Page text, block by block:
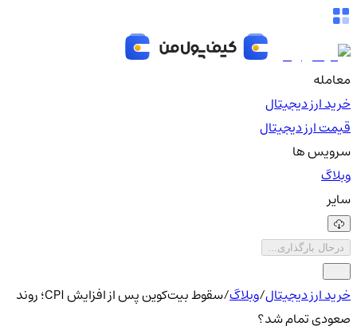
معامله
خرید ارز دیجیتال
قیمت ارز دیجیتال
سرویس ها
وبلاگ
سایر
درحال بارگذاری...
خرید ارز دیجیتال/وبلاگ/
سقوط بیت‌کوین پس از افزایش CPI؛ روند
صعودی تمام شد؟